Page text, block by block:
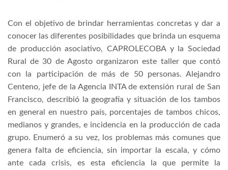
Con el objetivo de brindar herramientas concretas y dar a
conocer las diferentes posibilidades que brinda un esquema
de producción asociativo, CAPROLECOBA y la Sociedad
Rural de 30 de Agosto organizaron este taller que contó
con la participación de más de 50 personas. Alejandro
Centeno, jefe de la Agencia INTA de extensión rural de San
Francisco, describió la geografía y situación de los tambos
en general en nuestro país, porcentajes de tambos chicos,
medianos y grandes, e incidencia en la producción de cada
grupo. Enumeró a su vez, los problemas más comunes que
genera falta de eficiencia, sin importar la escala, y cómo
ante cada crisis, es esta eficiencia la que permite la